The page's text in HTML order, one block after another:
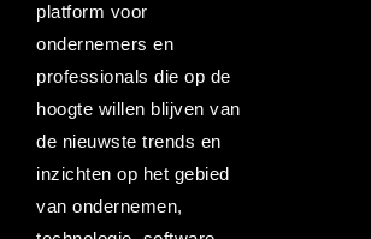
platform voor
ondernemers en
professionals die op de
hoogte willen blijven van
de nieuwste trends en
inzichten op het gebied
van ondernemen,